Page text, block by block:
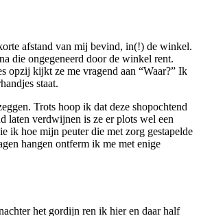
afstand van mij bevind, in(!) de winkel.
die ongegeneerd door de winkel rent.
opzij kijkt ze me vragend aan “Waar?” Ik
staat.
Trots hoop ik dat deze shopochtend
laten verdwijnen is ze er plots wel een
ik hoe mijn peuter die met zorg gestapelde
hangen ontferm ik me met enige
het gordijn ren ik hier en daar half